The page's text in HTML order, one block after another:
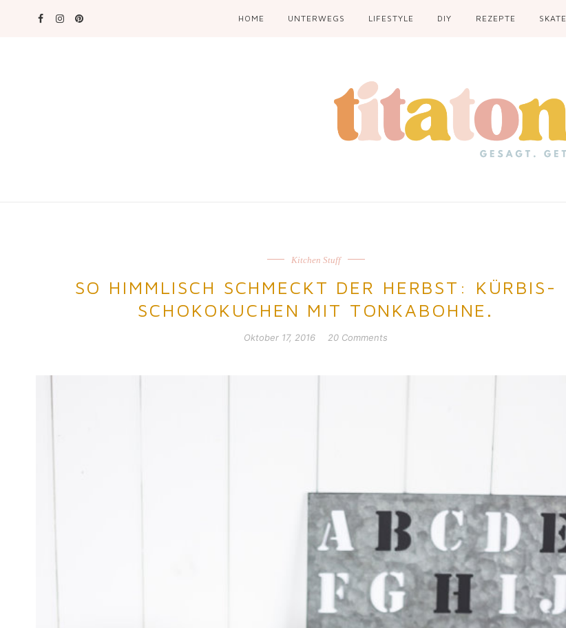
HOME UNTERWEGS LIFESTYLE DIY REZEPTE SKATE
Kitchen Stuff
SO HIMMLISCH SCHMECKT DER HERBST: KÜRBIS-
SCHOKOKUCHEN MIT TONKABOHNE.
Oktober 17, 2016 20 Comments